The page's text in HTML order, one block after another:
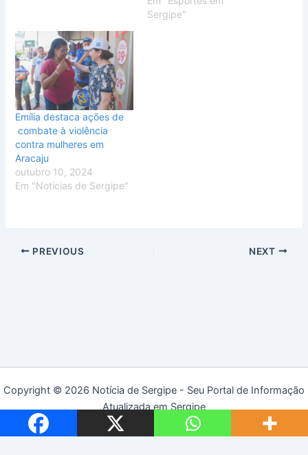
Sergipe"
Emília destaca ações de
combate à violência
contra mulheres em
Aracaju
outubro 10, 2024
Em "Notícias de Sergipe"
PREVIOUS NEXT
Copyright © 2026 Notícia de Sergipe - Seu Portal de Informação
Atualizada em Sergipe